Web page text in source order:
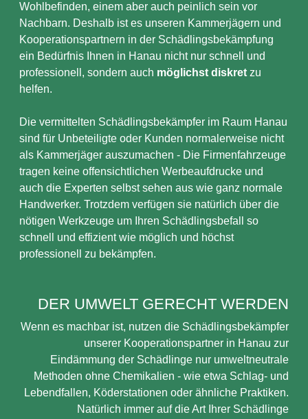
Wohlbefinden, einem aber auch peinlich sein vor
Nachbarn. Deshalb ist es unseren Kammerjägern und
Kooperationspartnern in der Schädlingsbekämpfung
ein Bedürfnis Ihnen in Hanau nicht nur schnell und
professionell, sondern auch möglichst diskret zu
helfen.
Die vermittelten Schädlingsbekämpfer im Raum Hanau
sind für Unbeteiligte oder Kunden normalerweise nicht
als Kammerjäger auszumachen - Die Firmenfahrzeuge
tragen keine offensichtlichen Werbeaufdrucke und
auch die Experten selbst sehen aus wie ganz normale
Handwerker. Trotzdem verfügen sie natürlich über die
nötigen Werkzeuge um Ihren Schädlingsbefall so
schnell und effizient wie möglich und höchst
professionell zu bekämpfen.
DER UMWELT GERECHT WERDEN
Wenn es machbar ist, nutzen die Schädlingsbekämpfer
unserer Kooperationspartner in Hanau zur
Eindämmung der Schädlinge nur umweltneutrale
Methoden ohne Chemikalien - wie etwa Schlag- und
Lebendfallen, Köderstationen oder ähnliche Praktiken.
Natürlich immer auf die Art Ihrer Schädlinge